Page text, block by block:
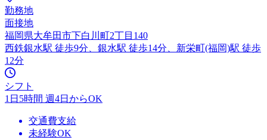
勤務地
面接地
福岡県大牟田市下白川町2丁目140
西鉄銀水駅 徒歩9分、銀水駅 徒歩14分、新栄町(福岡)駅 徒歩
12分
シフト
1日5時間 週4日からOK
交通費支給
未経験OK